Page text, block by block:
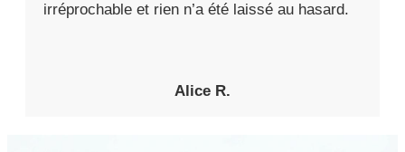
irréprochable et rien n’a été laissé au hasard.
Alice R.